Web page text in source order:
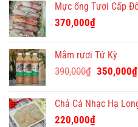
Mực ống Tươi Cấp
370,000₫
Mắm rươi Tứ Kỳ
390,000₫ Giá
390,000₫.
350,000₫
Chả Cá Nhạc Hạ
220,000₫